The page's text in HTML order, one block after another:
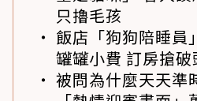
只擼毛孩
飯店「狗狗陪睡員
罐罐小費 訂房搶
被問為什麼天天準